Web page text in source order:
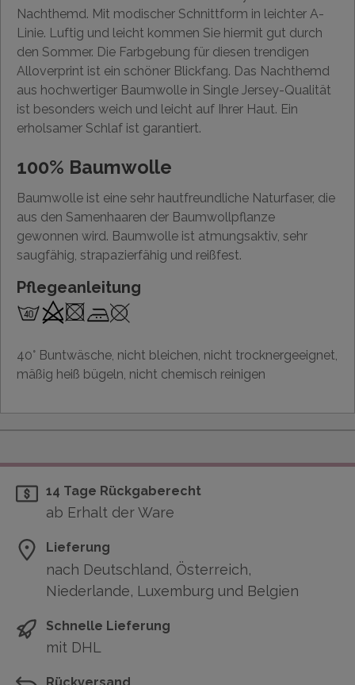
Nachthemd. Mit modischer Schnittform in leichter A-
Linie. Luftig und leicht kommen Sie hiermit gut durch
den Sommer. Die Farbgebung für diesen trendigen
Alloverprint ist ein schöner Blickfang. Das Nachthemd
aus hochwertiger Baumwolle in Single Jersey-Qualität
ist besonders weich und leicht auf Ihrer Haut. Ein
erholsamer Schlaf ist garantiert.
100% Baumwolle
Baumwolle ist eine sehr hautfreundliche Naturfaser, die
aus den Samenhaaren der Baumwollpflanze
gewonnen wird. Baumwolle ist atmungsaktiv, sehr
saugfähig, strapazierfähig und reißfest.
Pflegeanleitung
40° Buntwäsche, nicht bleichen, nicht trocknergeeignet,
mäßig heiß bügeln, nicht chemisch reinigen
14 Tage Rückgaberecht
ab Erhalt der Ware
Lieferung
nach Deutschland, Österreich,
Niederlande, Luxemburg und Belgien
Schnelle Lieferung
mit DHL